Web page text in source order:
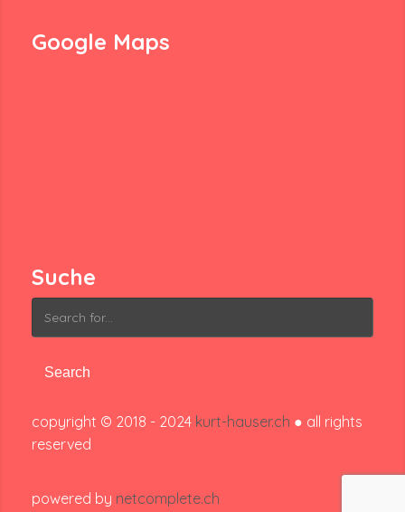
Google Maps
Suche
Search
for:
copyright © 2018 - 2024 kurt-hauser.ch ● all rights
reserved
powered by netcomplete.ch